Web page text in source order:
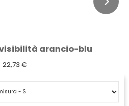
arancio-blu
22,73 €